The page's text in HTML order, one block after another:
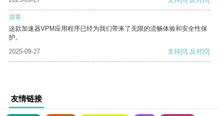
游客
这款加速器VPM应用程序已经为我们带来了无限的流畅体验和安全性保
护。
2025-09-27
支持[0] 反对[0]
友情链接